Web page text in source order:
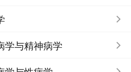
学与精神病学